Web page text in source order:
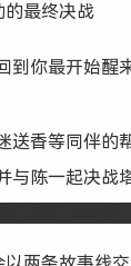
的最终决战
到你最开始醒
送香等同伴的
与陈一起决战